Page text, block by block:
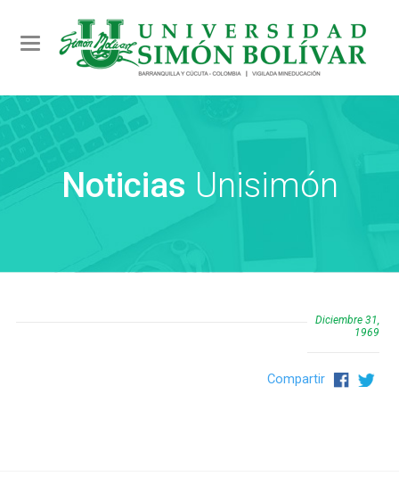
Toggle navigation
Noticias Unisimón
Diciembre 31,
1969
Compartir